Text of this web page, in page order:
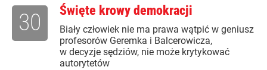
Święte krowy demokracji
Biały człowiek nie ma prawa wątpić w geniusz
profesorów Geremka i Balcerowicza,
w decyzje sędziów, nie może krytykować
autorytetów
30